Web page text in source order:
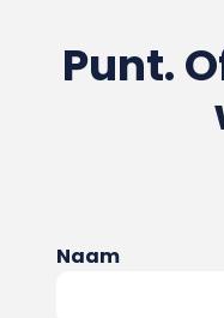
Punt.
Naam